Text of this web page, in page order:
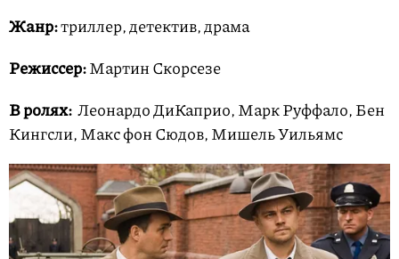
Жанр:триллер, детектив, драма
Режиссер:Мартин Скорсезе
В ролях: Леонардо ДиКаприо, Марк Руффало, Бен
Кингсли, Макс фон Сюдов, Мишель Уильямс